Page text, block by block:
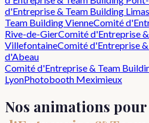
d'Entreprise & Team Building Limas
Team BuildingVienneComité
Rive-de-GierComité d'Entreprise
VillefontaineComité d'Entreprise
d'Abeau
Comité d'Entreprise & Team
LyonPhotobooth Meximieux
Nos animations